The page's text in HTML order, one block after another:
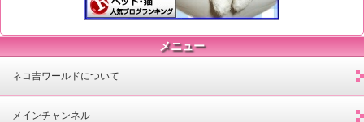
メニュー
ネコ吉ワールドについて
メインチャンネル